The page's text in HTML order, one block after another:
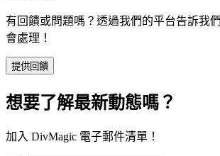
有回饋或問題嗎？透過我們的平台告訴我
會處理！
提供回饋
想要了解最新動態嗎？
加入 DivMagic 電子郵件清單！